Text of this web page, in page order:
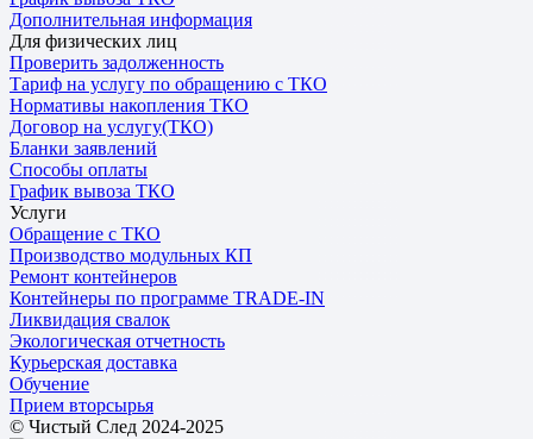
Дополнительная информация
Для физических лиц
Проверить задолженность
Тариф на услугу по обращению с ТКО
Нормативы накопления ТКО
Договор на услугу(ТКО)
Бланки заявлений
Способы оплаты
График вывоза ТКО
Услуги
Обращение с ТКО
Производство модульных КП
Ремонт контейнеров
Контейнеры по программе TRADE-IN
Ликвидация свалок
Экологическая отчетность
Курьерская доставка
Обучение
Прием вторсырья
© Чистый След 2024-2025